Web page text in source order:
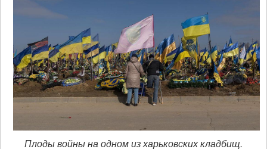
Плоды войны на одном из харьковских кладбищ.